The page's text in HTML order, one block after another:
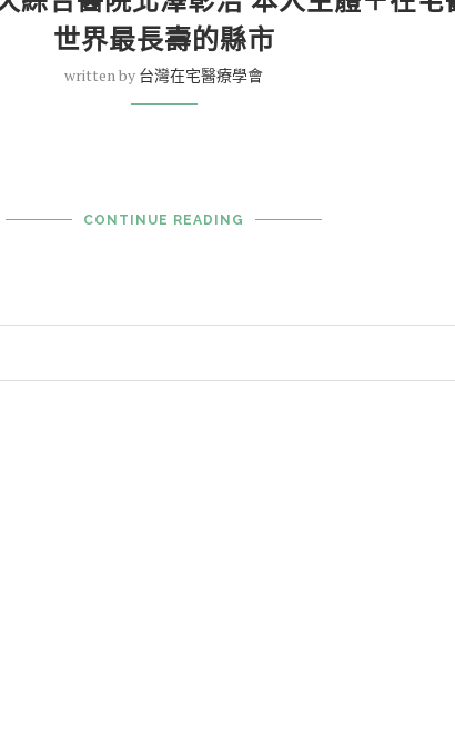
世界最長壽的縣市
written by 台灣在宅醫療學會
CONTINUE READING